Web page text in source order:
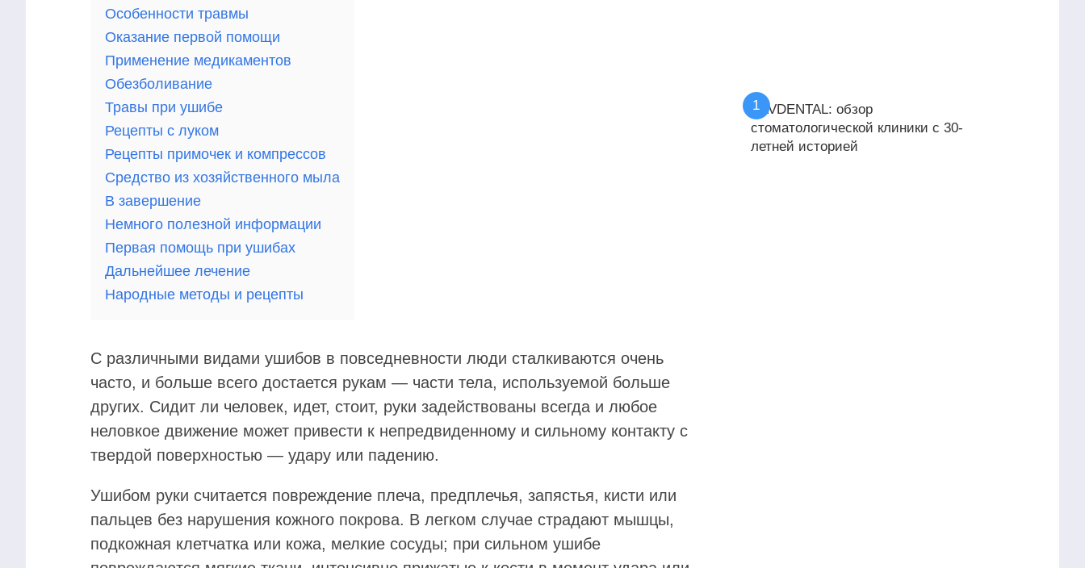
Особенности травмы
Оказание первой помощи
Применение медикаментов
Обезболивание
Травы при ушибе
Рецепты с луком
Рецепты примочек и компрессов
Средство из хозяйственного мыла
В завершение
Немного полезной информации
Первая помощь при ушибах
Дальнейшее лечение
Народные методы и рецепты
С различными видами ушибов в повседневности люди сталкиваются очень
часто, и больше всего достается рукам — части тела, используемой больше
других. Сидит ли человек, идет, стоит, руки задействованы всегда и любое
неловкое движение может привести к непредвиденному и сильному контакту с
твердой поверхностью — удару или падению.
Ушибом руки считается повреждение плеча, предплечья, запястья, кисти или
пальцев без нарушения кожного покрова. В легком случае страдают мышцы,
подкожная клетчатка или кожа, мелкие сосуды; при сильном ушибе
KAVDENTAL: обзор
стоматологической клиники с 30-
летней историей